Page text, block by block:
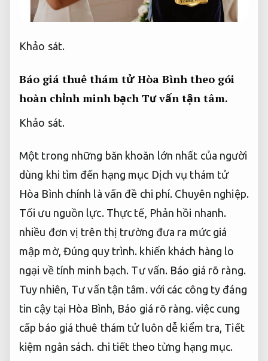
Khảo sát.
Báo giá thuê thám tử Hòa Bình theo gói
hoàn chỉnh minh bạch Tư vấn tận tâm.
Khảo sát.
Một trong những băn khoăn lớn nhất của người
dùng khi tìm đến hạng mục Dịch vụ thám tử
Hòa Bình chính là vấn đề chi phí. Chuyên nghiệp.
Tối ưu nguồn lực.Thực tế, Phản hồi nhanh.
nhiều đơn vị trên thị trường đưa ra mức giá
mập mờ, Đúng quy trình. khiến khách hàng lo
ngại về tính minh bạch. Tư vấn. Báo giá rõ ràng.
Tuy nhiên, Tư vấn tận tâm.với các công ty đáng
tin cậy tại Hòa Bình, Báo giá rõ ràng.việc cung
cấp báo giá thuê thám tử luôn dễ kiểm tra, Tiết
kiệm ngân sách. chi tiết theo từng hạng mục.